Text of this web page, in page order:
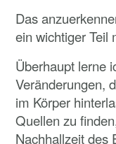
Das
ein wichtiger Teil
Überhaupt lerne
Veränderungen,
im Körper
Quellen zu
Nachhallzeit des